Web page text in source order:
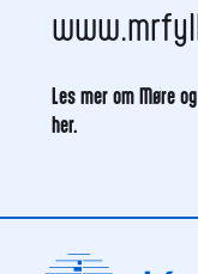
Les mer om Møre
her.